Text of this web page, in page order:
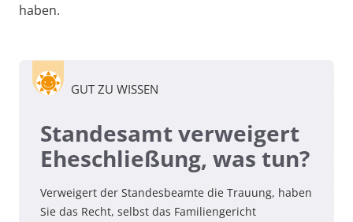
haben.
GUT ZU WISSEN
Standesamt verweigert
Eheschließung, was tun?
Verweigert der Standesbeamte die Trauung, haben
Sie das Recht, selbst das Familiengericht